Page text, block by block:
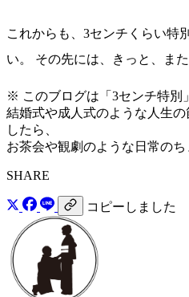
これからも、3センチくらい特
い。 その先には、きっと、ま
※ このブログは「3センチ特別
結婚式や成人式のような人生
したら、
お茶会や観劇のような日常のち
SHARE
コピーしました